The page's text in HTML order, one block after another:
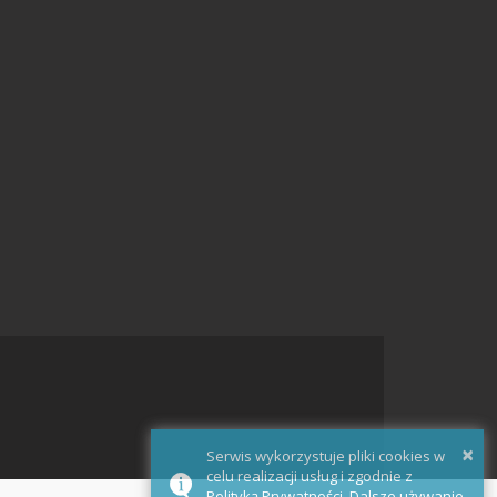
×
Serwis wykorzystuje pliki cookies w
celu realizacji usług i zgodnie z